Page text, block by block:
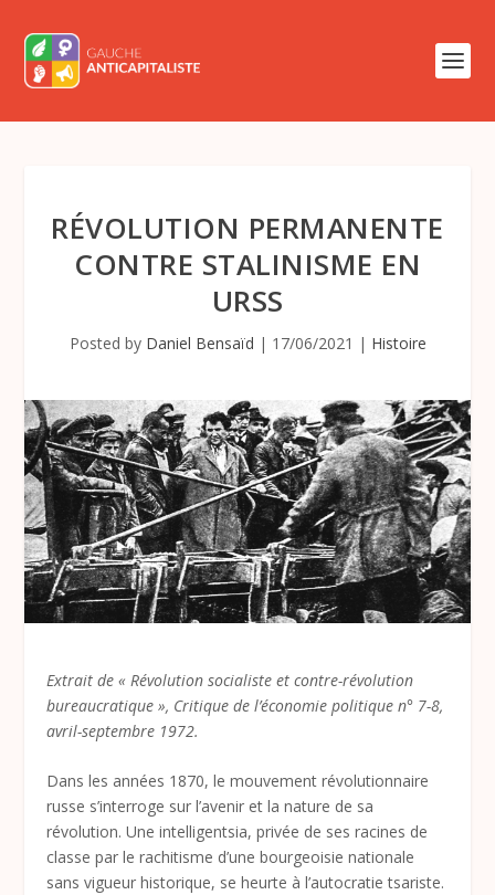
RÉVOLUTION PERMANENTE
CONTRE STALINISME EN
URSS
Posted by Daniel Bensaïd | 17/06/2021 | Histoire
Extrait de « Révolution socialiste et contre-révolution
bureaucratique », Critique de l’économie politique n° 7-8,
avril-septembre 1972.
Dans les années 1870, le mouvement révolutionnaire
russe s’interroge sur l’avenir et la nature de sa
révolution. Une intelligentsia, privée de ses racines de
classe par le rachitisme d’une bourgeoisie nationale
sans vigueur historique, se heurte à l’autocratie tsariste.